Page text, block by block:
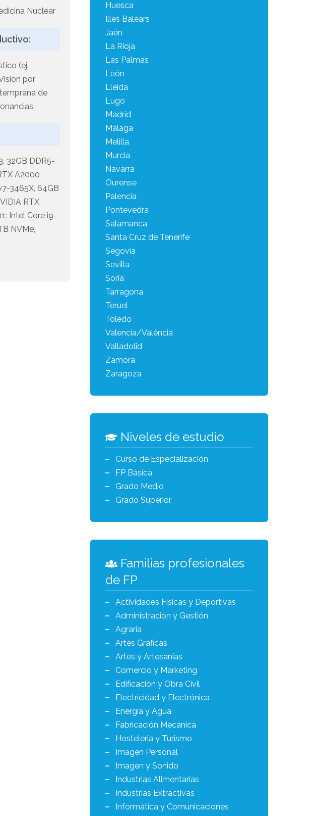
Nuclear
(ej.
por
de
32GB DDR5-
A2000
3465X, 64GB
RTX
Intel Core i9-
NVMe,
Huesca
Illes Balears
Jaén
La Rioja
Las Palmas
León
Lleida
Lugo
Madrid
Málaga
Melilla
Murcia
Navarra
Ourense
Palencia
Pontevedra
Salamanca
Santa Cruz de Tenerife
Segovia
Sevilla
Soria
Tarragona
Teruel
Toledo
Valencia/València
Valladolid
Zamora
Zaragoza
Niveles de estudio
Curso de Especialización
FP Básica
Grado Medio
Grado Superior
Familias profesionales
de FP
Actividades Físicas y Deportivas
Administración y Gestión
Agraria
Artes Gráficas
Artes y Artesanías
Comercio y Marketing
Edificación y Obra Civil
Electricidad y Electrónica
Energía y Agua
Fabricación Mecánica
Hostelería y Turismo
Imagen Personal
Imagen y Sonido
Industrias Alimentarias
Industrias Extractivas
Informática y Comunicaciones